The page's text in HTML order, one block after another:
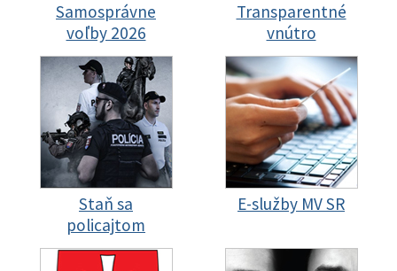
Samosprávne
voľby 2026
Transparentné
vnútro
Staň sa
policajtom
E-služby MV SR